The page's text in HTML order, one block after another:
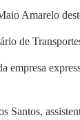
Amarelo
de
empresa
Santos,